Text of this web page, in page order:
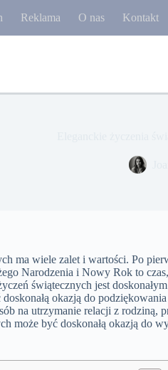
Reklama O nas Kontakt
ma wiele zalet i wartości. Po
Narodzenia i Nowy Rok to
świątecznych jest
okazją do
na utrzymanie relacji z rodziną,
może być doskonałą okazją do